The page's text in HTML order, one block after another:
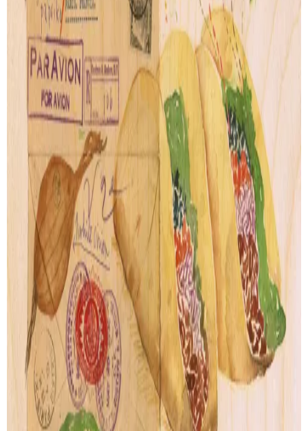
LIVRAISON GRATUITE
Livraison gratuite pour les commandes au-delà de
100€.
Our story
Shipping
Returns